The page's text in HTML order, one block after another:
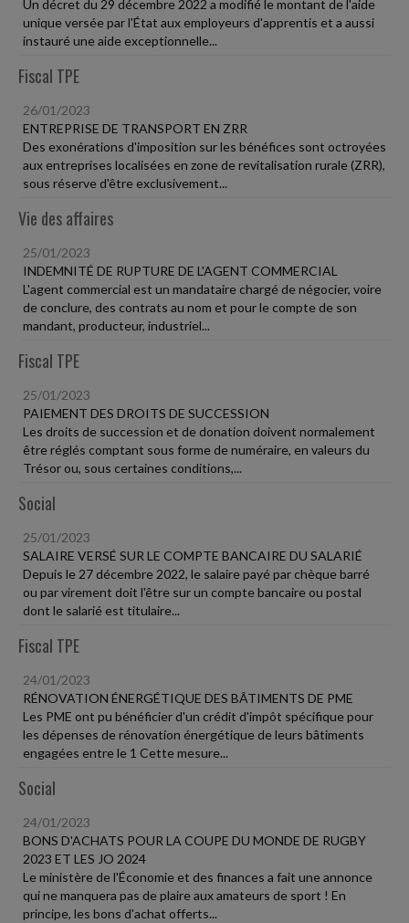
Un décret du 29 décembre 2022 a modifié le montant de l'aide
unique versée par l'État aux employeurs d'apprentis et a aussi
instauré une aide exceptionnelle...
Fiscal TPE
26/01/2023
ENTREPRISE DE TRANSPORT EN ZRR
Des exonérations d'imposition sur les bénéfices sont octroyées
aux entreprises localisées en zone de revitalisation rurale (ZRR),
sous réserve d'être exclusivement...
Vie des affaires
25/01/2023
INDEMNITÉ DE RUPTURE DE L'AGENT COMMERCIAL
L'agent commercial est un mandataire chargé de négocier, voire
de conclure, des contrats au nom et pour le compte de son
mandant, producteur, industriel...
Fiscal TPE
25/01/2023
PAIEMENT DES DROITS DE SUCCESSION
Les droits de succession et de donation doivent normalement
être réglés comptant sous forme de numéraire, en valeurs du
Trésor ou, sous certaines conditions,...
Social
25/01/2023
SALAIRE VERSÉ SUR LE COMPTE BANCAIRE DU SALARIÉ
Depuis le 27 décembre 2022, le salaire payé par chèque barré
ou par virement doit l'être sur un compte bancaire ou postal
dont le salarié est titulaire...
Fiscal TPE
24/01/2023
RÉNOVATION ÉNERGÉTIQUE DES BÂTIMENTS DE PME
Les PME ont pu bénéficier d'un crédit d'impôt spécifique pour
les dépenses de rénovation énergétique de leurs bâtiments
engagées entre le 1 Cette mesure...
Social
24/01/2023
BONS D'ACHATS POUR LA COUPE DU MONDE DE RUGBY
2023 ET LES JO 2024
Le ministère de l'Économie et des finances a fait une annonce
qui ne manquera pas de plaire aux amateurs de sport ! En
principe, les bons d'achat offerts...